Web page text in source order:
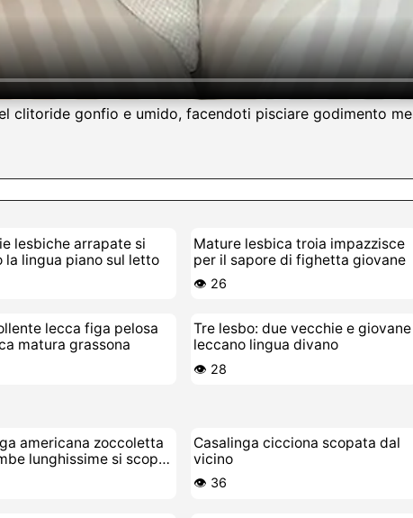
clitoride gonfio e umido, facendoti pisciare godimento
lesbiche arrapate si
la lingua piano sul letto
Mature lesbica troia impazzisce
per il sapore di fighetta giovane
👁️ 26
lecca figa pelosa
matura grassona
Tre lesbo: due vecchie e giovane
leccano lingua divano
👁️ 28
americana zoccoletta
lunghissime si scopa
Casalinga cicciona scopata dal
vicino
👁️ 36